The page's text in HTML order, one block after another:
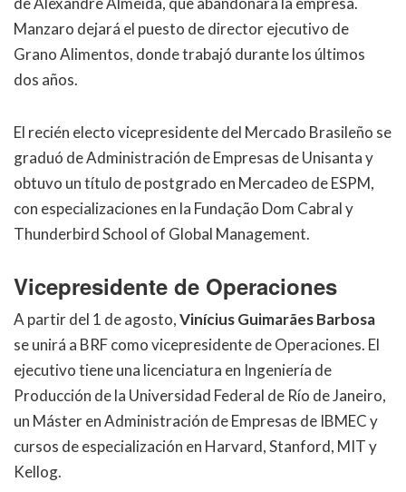
Manzaro dejará el puesto de director ejecutivo de
Grano Alimentos, donde trabajó durante los últimos
dos años.
El recién electo vicepresidente del Mercado Brasileño se
graduó de Administración de Empresas de Unisanta y
obtuvo un título de postgrado en Mercadeo de ESPM,
con especializaciones en la Fundação Dom Cabral y
Thunderbird School of Global Management.
Vicepresidente de Operaciones
A partir del 1 de agosto,Vinícius Guimarães Barbosa
se unirá a BRF como vicepresidente de Operaciones. El
ejecutivo tiene una licenciatura en Ingeniería de
Producción de la Universidad Federal de Río de Janeiro,
un Máster en Administración de Empresas de IBMEC y
cursos de especialización en Harvard, Stanford, MIT y
Kellog.